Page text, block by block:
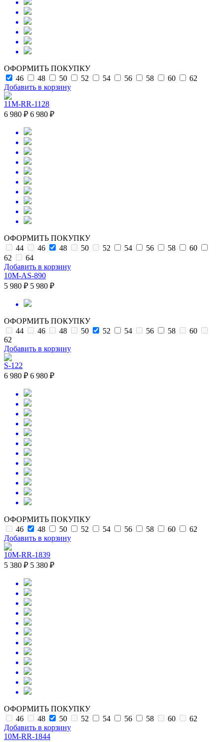
ОФОРМИТЬ ПОКУПКУ
46
48 50 52 54 56 58 60
62
Добавить в корзину
11M-RR-1128
6 980 ₽ 6 980 ₽
ОФОРМИТЬ ПОКУПКУ
44
46 48 50 52 54 56 58
60
62
64
Добавить в корзину
10M-AS-890
5 980 ₽ 5 980 ₽
ОФОРМИТЬ ПОКУПКУ
44
46 48 50 52 54 56 58
60
62
Добавить в корзину
S-122
6 980 ₽ 6 980 ₽
ОФОРМИТЬ ПОКУПКУ
46
48 50 52 54 56 58 60
62
Добавить в корзину
10M-RR-1839
5 380 ₽ 5 380 ₽
ОФОРМИТЬ ПОКУПКУ
46
48 50 52 54 56 58 60
62
Добавить в корзину
10M-RR-1844